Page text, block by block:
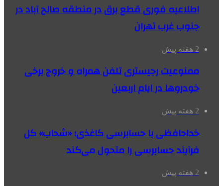
اطلاعیه فوری قطع برق در منطقه صالح آباد در
جنوب غرب تهران
2 هفته پیش
ممنوعیت رجیستری تلفن همراه و خروج برخی
خودروها در ایام اربعین
2 هفته پیش
خداحافظی با حسابرسی کاغذی؛ «شحاب» کل
فرآیند حسابرسی را متحول می‌کند
2 هفته پیش